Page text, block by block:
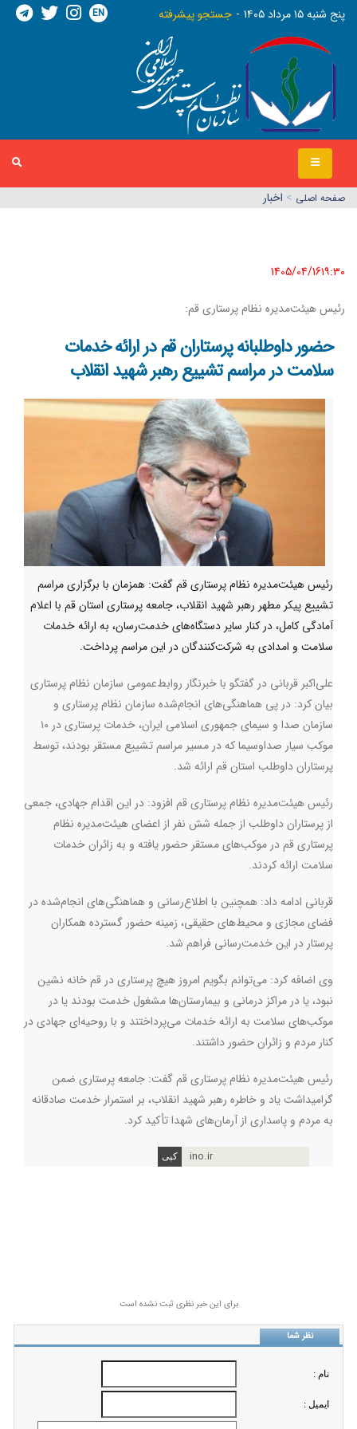
پنج شنبه ١٥ مرداد ١٤٠٥ جستجو پیشرفته EN
صفحه اصلي > اخبار
1405/04/16١٩:٣٠
رئیس هیئت‌مدیره نظام پرستاری قم:
حضور داوطلبانه پرستاران قم در ارائه خدمات
سلامت در مراسم تشییع رهبر شهید انقلاب
رئیس هیئت‌مدیره نظام پرستاری قم گفت: همزمان با برگزاری مراسم
تشییع پیکر مطهر رهبر شهید انقلاب، جامعه پرستاری استان قم با اعلام
آمادگی کامل، در کنار سایر دستگاه‌های خدمت‌رسان، به ارائه خدمات
سلامت و امدادی به شرکت‌کنندگان در این مراسم پرداخت.
علی‌اکبر قربانی در گفتگو با خبرنگار روابط‌عمومی سازمان نظام پرستاری
بیان کرد: در پی هماهنگی‌های انجام‌شده سازمان نظام پرستاری و
سازمان صدا و سیمای جمهوری اسلامی ایران، خدمات پرستاری در ۱۰
موکب سیار صداوسیما که در مسیر مراسم تشییع مستقر بودند، توسط
پرستاران داوطلب استان قم ارائه شد.
رئیس هیئت‌مدیره نظام پرستاری قم افزود: در این اقدام جهادی، جمعی
از پرستاران داوطلب از جمله شش نفر از اعضای هیئت‌مدیره نظام
پرستاری قم در موکب‌های مستقر حضور یافته و به زائران خدمات
سلامت ارائه کردند.
قربانی ادامه داد: همچنین با اطلاع‌رسانی و هماهنگی‌های انجام‌شده در
فضای مجازی و محیط‌های حقیقی، زمینه حضور گسترده همکاران
پرستار در این خدمت‌رسانی فراهم شد.
وی اضافه کرد: می‌توانم بگویم امروز هیچ پرستاری در قم خانه نشین
نبود، یا در مراکز درمانی و بیمارستان‌ها مشغول خدمت بودند یا در
موکب‌های سلامت به ارائه خدمات می‌پرداختند و با روحیه‌ای جهادی در
کنار مردم و زائران حضور داشتند.
رئیس هیئت‌مدیره نظام پرستاری قم گفت: جامعه پرستاری ضمن
گرامیداشت یاد و خاطره رهبر شهید انقلاب، بر استمرار خدمت صادقانه
به مردم و پاسداری از آرمان‌های شهدا تأکید کرد.
ino.ir
برای این خبر نظری ثبت نشده است
نظر شما
نام :
ايميل :